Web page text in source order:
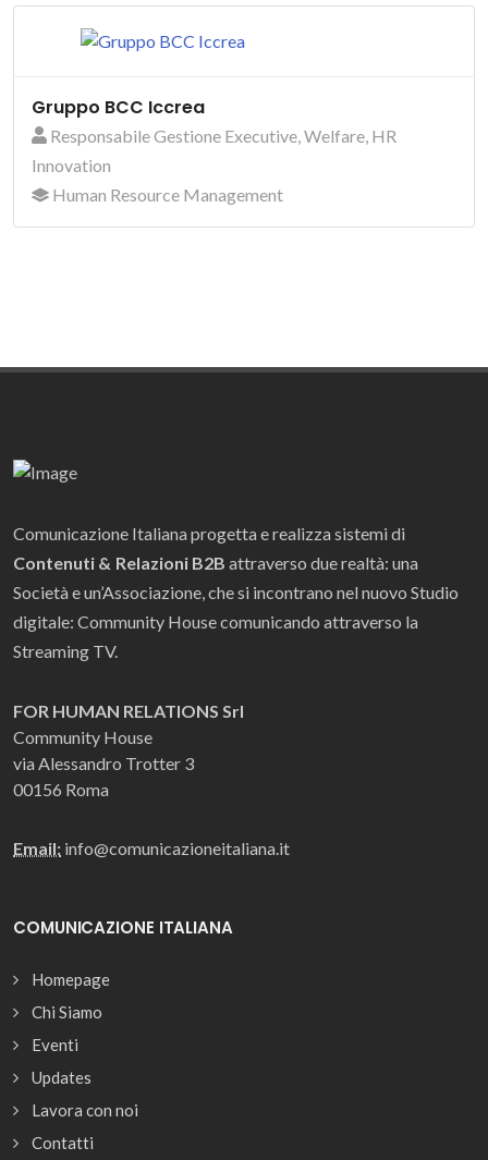
Gruppo BCC Iccrea
Responsabile Gestione Executive, Welfare, HR
Innovation
Human Resource Management
Comunicazione Italiana progetta e realizza sistemi di
Contenuti & Relazioni B2B attraverso due realtà: una
Società e un’Associazione, che si incontrano nel nuovo Studio
digitale: Community House comunicando attraverso la
Streaming TV.
FOR HUMAN RELATIONS Srl
Community House
via Alessandro Trotter 3
00156 Roma
Email: info@comunicazioneitaliana.it
COMUNICAZIONE ITALIANA
Homepage
Chi Siamo
Eventi
Updates
Lavora con noi
Contatti